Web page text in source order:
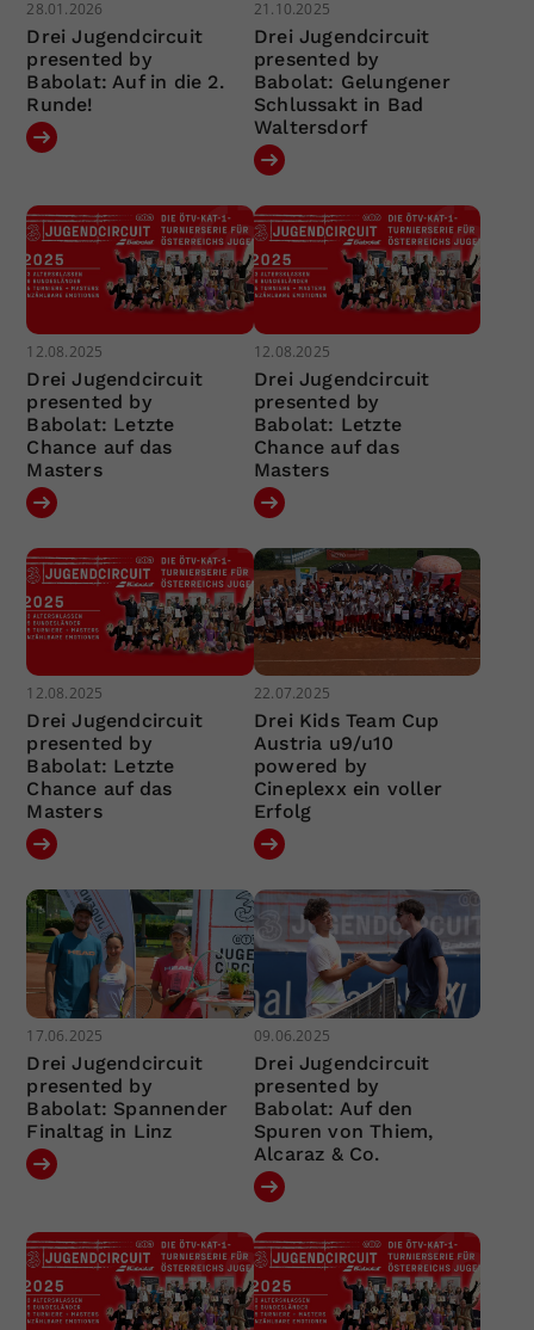
28.01.2026
Drei Jugendcircuit
presented by
Babolat: Auf in die 2.
Runde!
21.10.2025
Drei Jugendcircuit
presented by
Babolat: Gelungener
Schlussakt in Bad
Waltersdorf
12.08.2025
Drei Jugendcircuit
presented by
Babolat: Letzte
Chance auf das
Masters
12.08.2025
Drei Jugendcircuit
presented by
Babolat: Letzte
Chance auf das
Masters
12.08.2025
Drei Jugendcircuit
presented by
Babolat: Letzte
Chance auf das
Masters
22.07.2025
Drei Kids Team Cup
Austria u9/u10
powered by
Cineplexx ein voller
Erfolg
17.06.2025
Drei Jugendcircuit
presented by
Babolat: Spannender
Finaltag in Linz
09.06.2025
Drei Jugendcircuit
presented by
Babolat: Auf den
Spuren von Thiem,
Alcaraz & Co.